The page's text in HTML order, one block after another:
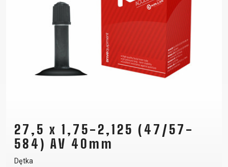
27,5 x 1,75-2,125 (47/57-
584) AV 40mm
Dętka